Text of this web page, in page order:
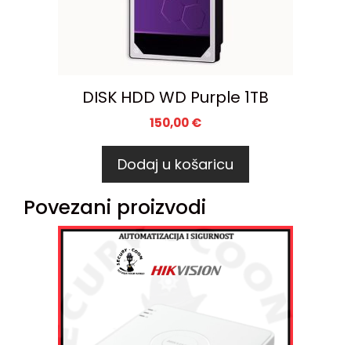
DISK HDD WD Purple 1TB
150,00€
Dodaj u košaricu
Povezani proizvodi